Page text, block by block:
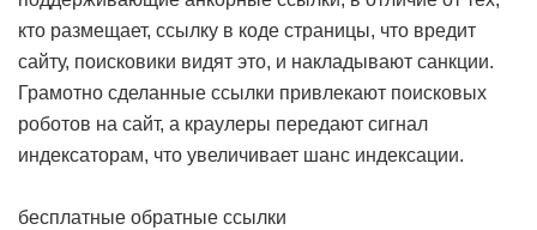
кто размещает, ссылку в коде страницы, что вредит
сайту, поисковики видят это, и накладывают санкции.
Грамотно сделанные ссылки привлекают поисковых
роботов на сайт, а краулеры передают сигнал
индексаторам, что увеличивает шанс индексации.
бесплатные обратные ссылки